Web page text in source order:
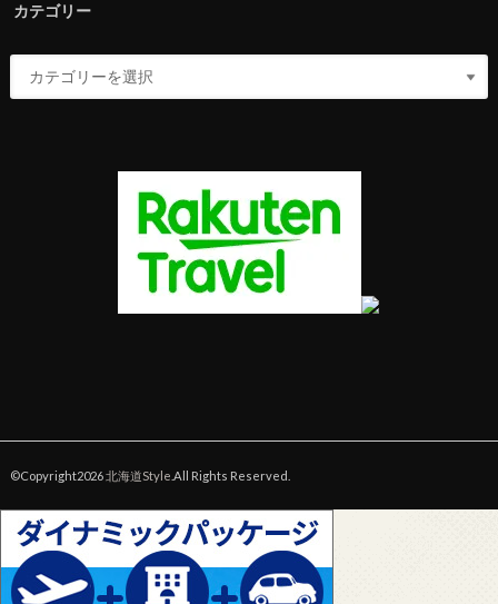
カテゴリー
©Copyright2026北海道Style .All Rights Reserved.